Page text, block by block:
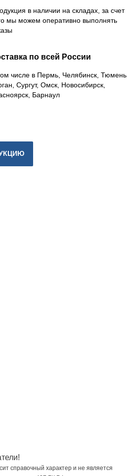
в наличии на складах, за счет
мы можем оперативно выполнять
по всей России
числе в Пермь, Челябинск, Тюмень,
Сургут, Омск, Новосибирск,
Барнаул
справочный характер и не является